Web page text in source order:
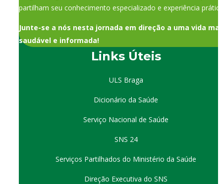
partilham seu conhecimento especializado e experiência
Junte-se a nós nesta jornada em direção a uma vida
saudável e informada!
Links Úteis
ULS Braga
Dicionário da Saúde
Serviço Nacional de Saúde
SNS 24
Serviços Partilhados do Ministério da Saúde
Direção Executiva do SNS